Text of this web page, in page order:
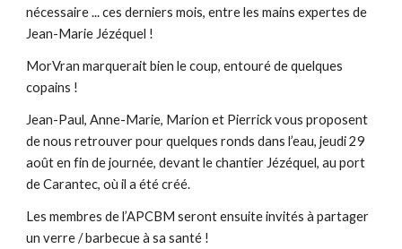
nécessaire ... ces derniers mois, entre les mains expertes de
Jean-Marie Jézéquel !
MorVran marquerait bien le coup, entouré de quelques
copains !
Jean-Paul, Anne-Marie, Marion et Pierrick vous proposent
de nous retrouver pour quelques ronds dans l’eau, jeudi 29
août en fin de journée, devant le chantier Jézéquel, au port
de Carantec, où il a été créé.
Les membres de l’APCBM seront ensuite invités à partager
un verre / barbecue à sa santé !